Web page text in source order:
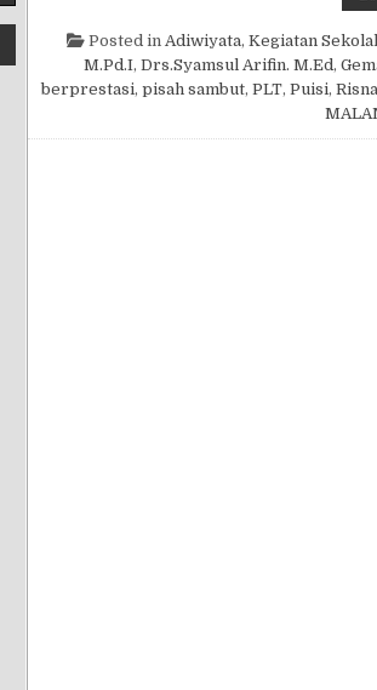
Posted in Adiwiyata, Kegiatan
M.Pd.I, Drs.Syamsul Arifin. M.Ed,
berprestasi, pisah sambut, PLT, Puisi,